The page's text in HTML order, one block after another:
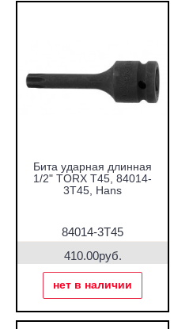
Бита ударная длинная
1/2" TORX T45, 84014-
3T45, Hans
84014-3T45
410.00руб.
нет в наличии